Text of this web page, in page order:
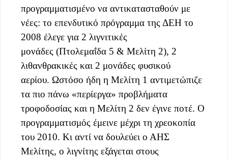
προγραμματισμένο να αντικατασταθούν με
νέες: το επενδυτικό πρόγραμμα της ΔΕΗ το
2008 έλεγε για 2 λιγνιτικές
μονάδες (Πτολεμαΐδα 5 & Μελίτη 2), 2
λιθανθρακικές και 2 μονάδες φυσικού
αερίου. Ωστόσο ήδη η Μελίτη 1 αντιμετώπιζε
τα πιο πάνω «περίεργα» προβλήματα
τροφοδοσίας και η Μελίτη 2 δεν έγινε ποτέ. Ο
προγραμματισμός έμεινε μέχρι τη χρεοκοπία
του 2010. Κι αντί να δουλεύει ο ΑΗΣ
Μελίτης, ο λιγνίτης εξάγεται στους